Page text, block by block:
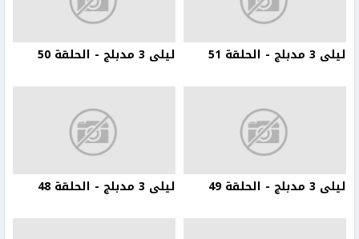
ليلى 3 مدبلج - الحلقة 51 ليلى 3 مدبلج - الحلقة 50
ليلى 3 مدبلج - الحلقة 49 ليلى 3 مدبلج - الحلقة 48